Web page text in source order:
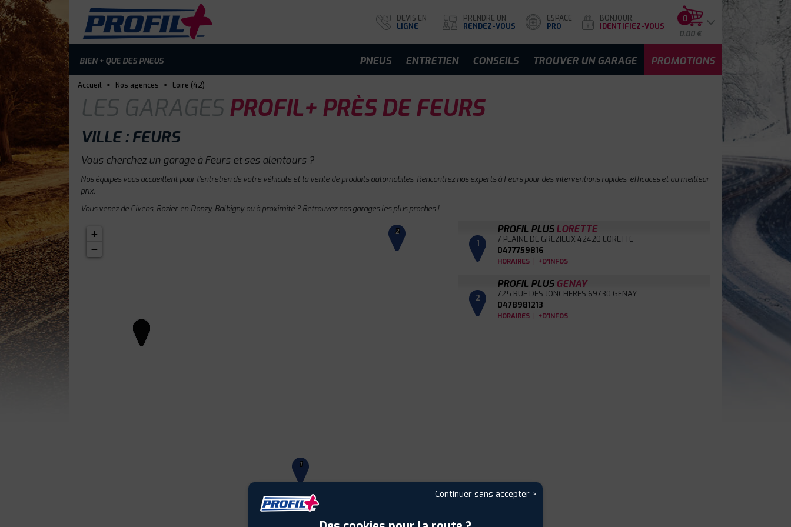
BIEN + QUE DES PNEUS
DEVIS EN
LIGNE
PRENDRE UN
RENDEZ-VOUS
ESPACE
PRO
BONJOUR,
IDENTIFIEZ-VOUS
0
0.00 €
PNEUS ENTRETIEN CONSEILS TROUVER UN GARAGE PROMOTIONS
Accueil > Nos agences > Loire (42)
LES GARAGESPROFIL+ PRÈS DE FEURS
VILLE : FEURS
Vous cherchez un garage à Feurs et ses alentours ?
Nos équipes vous accueillent pour l'entretien de votre véhicule et la vente de produits automobiles. Rencontrez nos experts à Feurs pour des interventions rapides, efficaces et au meilleur
prix.
Vous venez de Civens, Rozier-en-Donzy, Balbigny ou à proximité ? Retrouvez nos garages les plus proches !
1
2
+
−
1
PROFIL PLUSLORETTE
7 PLAINE DE GREZIEUX 42420 LORETTE
0477759816
HORAIRES | +D'INFOS
2
PROFIL PLUSGENAY
725 RUE DES JONCHERES 69730 GENAY
0478981213
HORAIRES | +D'INFOS
Continuer sans accepter >